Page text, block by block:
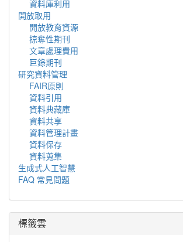
資料庫利用
開放取用
開放教育資源
掠奪性期刊
文章處理費用
巨錄期刊
研究資料管理
FAIR原則
資料引用
資料典藏庫
資料共享
資料管理計畫
資料保存
資料蒐集
生成式人工智慧
FAQ 常見問題
標籤雲